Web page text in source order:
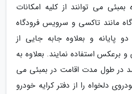
بمبئی می توانند از کلیه امکانات
مانند تاکسی و سرویس فرودگاه
پایانه و بعلاوه جابه جایی از
برعکس استفاده نمایند. بعلاوه به
در طول مدت اقامت در بمبئی می
دلخواه را از دفتر کرایه خودرو